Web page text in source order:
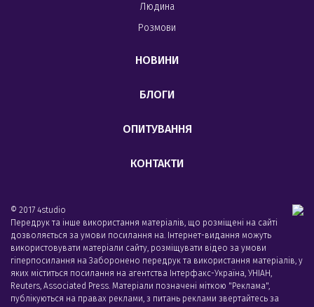
Людина
Розмови
НОВИНИ
БЛОГИ
ОПИТУВАННЯ
КОНТАКТИ
© 2017 4studio
Передрук та інше використання матеріалів, що розміщені на сайті
дозволяється за умови посилання на. Інтернет-видання можуть
використовувати матеріали сайту, розміщувати відео за умови
гіперпосилання на Заборонено передрук та використання матеріалів, у
яких міститься посилання на агентства Iнтерфакс-Україна, УНIАН,
Reuters, Associated Press. Матеріали позначені міткою "Реклама",
публікуються на правах реклами, з питань реклами звертайтесь за